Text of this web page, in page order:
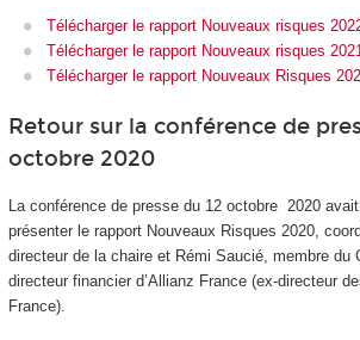
Télécharger le rapport Nouveaux risques
Télécharger le rapport Nouveaux risques 2021
Télécharger le rapport Nouveaux Risques
Retour sur la conférence de
octobre 2020
La conférence de presse du 12 octobre 2020
présenter le rapport Nouveaux Risques 2020,
directeur de la chaire et Rémi Saucié, membre du
directeur financier d’Allianz France (ex-directeur
France).